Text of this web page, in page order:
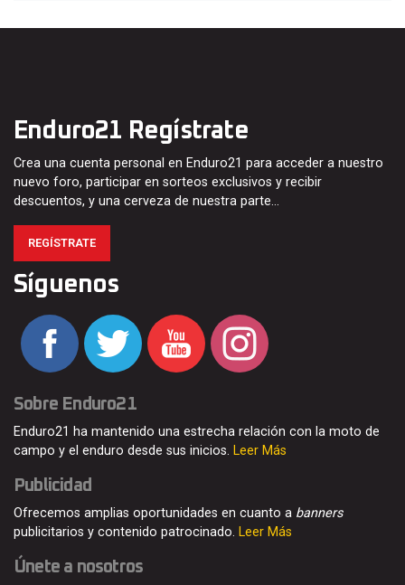
Enduro21 Regístrate
Crea una cuenta personal en Enduro21 para acceder a nuestro
nuevo foro, participar en sorteos exclusivos y recibir
descuentos, y una cerveza de nuestra parte…
REGÍSTRATE
Síguenos
Sobre Enduro21
Enduro21 ha mantenido una estrecha relación con la moto de
campo y el enduro desde sus inicios. Leer Más
Publicidad
Ofrecemos amplias oportunidades en cuanto a banners
publicitarios y contenido patrocinado. Leer Más
Únete a nosotros